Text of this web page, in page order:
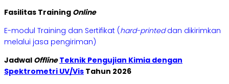
Fasilitas Training Online
E-modul Training dan Sertifikat (hard-printeddan dikirimkan
melalui jasa pengiriman)
Jadwal OfflineTeknik Pengujian Kimia dengan
Spektrometri UV/Vis Tahun 2026